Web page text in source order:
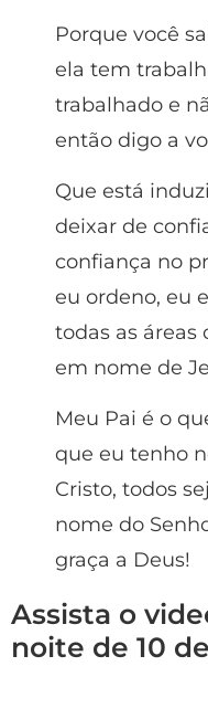
Porque você
ela tem
trabalhado e
então digo a
Que está
deixar de
confiança no
eu ordeno, eu
todas as áreas
em nome de
Meu Pai é o
que eu tenho
Cristo, todos
nome do
graça a Deus!
Assista o
noite de 10